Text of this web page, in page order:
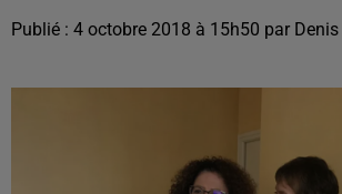
Publié : 4 octobre 2018 à 15h50 par